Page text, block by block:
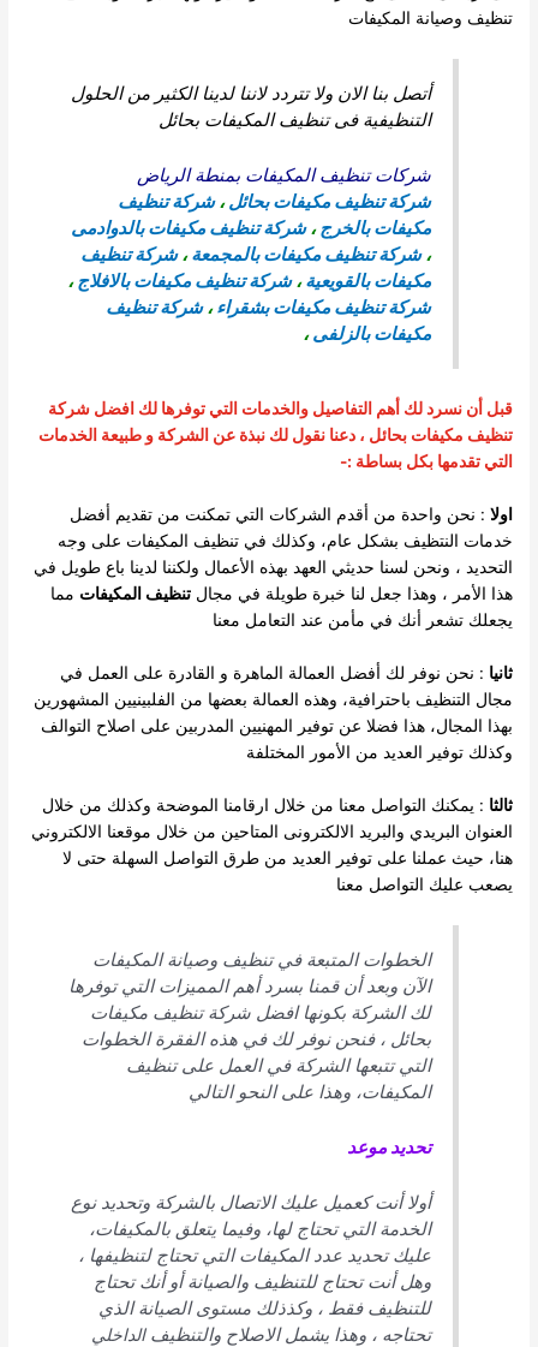
تنظيف وصيانة المكيفات
أتصل بنا الان ولا تتردد لاننا لدينا الكثير من الحلول
التنظيفية فى تنظيف المكيفات بحائل
شركات تنظيف المكيفات بمنطة الرياض
شركة تنظيف مكيفات بحائل،شركة تنظيف
مكيفات بالخرج،شركة تنظيف مكيفات بالدوادمى
،شركة تنظيف مكيفات بالمجمعة،شركة تنظيف
مكيفات بالقويعية،شركة تنظيف مكيفات بالافلاج،
شركة تنظيف مكيفات بشقراء،شركة تنظيف
مكيفات بالزلفى،
قبل أن نسرد لك أهم التفاصيل والخدمات التي توفرها لك افضل شركة
تنظيف مكيفات بحائل ، دعنا نقول لك نبذة عن الشركة و طبيعة الخدمات
التي تقدمها بكل بساطة :-
اولا : نحن واحدة من أقدم الشركات التي تمكنت من تقديم أفضل
خدمات النتظيف بشكل عام، وكذلك في تنظيف المكيفات على وجه
التحديد ، ونحن لسنا حديثي العهد بهذه الأعمال ولكننا لدينا باعطويل في
هذا الأمر ، وهذا جعل لنا خبرة طويلة في مجالتنظيف المكيفات مما
يجعلكتشعر أنك في مأمن عند التعامل معنا
ثانيا : نحن نوفر لك أفضل العمالة الماهرة و القادرة على العمل في
مجال التنظيف باحترافية، وهذه العمالة بعضها من الفلبينيين المشهورين
بهذا المجال، هذا فضلا عن توفير المهنيين المدربين على اصلاح التوالف
وكذلك توفير العديد من الأمور المختلفة
ثالثا : يمكنك التواصل معنا من خلال ارقامنا الموضحة وكذلك من خلال
العنوان البريدي والبريد الالكترونى المتاحين من خلال موقعنا الالكتروني
هنا، حيث عملنا على توفير العديد من طرق التواصل السهلة حتى لا
يصعب عليك التواصل معنا
الخطوات المتبعة في تنظيف وصيانة المكيفات
الآن وبعد أن قمنا بسرد أهم المميزات التي توفرها
لك الشركة بكونها افضل شركة تنظيف مكيفات
بحائل ، فنحن نوفر لك في هذه الفقرة الخطوات
التي تتبعها الشركة في العمل على تنظيف
المكيفات، وهذا على النحو التالي
تحديد موعد
أولا أنت كعميل عليك الاتصال بالشركة وتحديد نوع
الخدمة التي تحتاج لها، وفيما يتعلق بالمكيفات،
عليك تحديد عدد المكيفات التي تحتاج لتنظيفها ،
وهل أنت تحتاج للتنظيف والصيانة أو أنك تحتاج
للتنظيف فقط ، وكذذلك مستوى الصيانة الذي
تحتاجه ، وهذا يشمل الاصلاح والتنظيفالداخلي